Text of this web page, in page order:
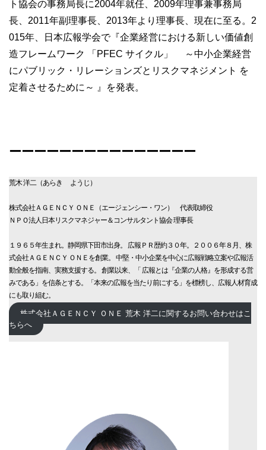
ト協会の事務局長に2004年就任、2009年理事兼事務局
長、2011年副理事長、2013年より理事長、現在に至る。2
015年、日本広報学会で『企業経営における新しい価値創
造フレームワーク 「PFEC サイクル」 ～中小企業経営
にパブリック・リレーションズとリスクマネジメント を
定着させるために～ 』を発表。
ーーーーーーーーーーーーーーー
荒木 洋二（あらき ようじ）
株式会社ＡＧＥＮＣＹ ＯＮＥ（エージェンシー・ワン） 代表取締役
ＮＰＯ法人日本リスクマネジャー＆コンサルタント協会 理事長
１９６５年生まれ。静岡県下田市出身。 広報ＰＲ歴約３０年。２００６年８月、株
式会社ＡＧＥＮＣＹ ＯＮＥを創業。 中堅・中小企業を中心に広報戦略立案や広報活
動全般を指南、実務支援する。 創業以来、「 広報とは『企業の人格』を形成する営
みである」を信条とする。「本来の広報を当たり前にする」を標榜し、広報人材育成
にも取り組む。
株式会社ＡＧＥＮＣＹ ＯＮＥ 荒木 洋二に関するお問い合わせはこ
ちらへ